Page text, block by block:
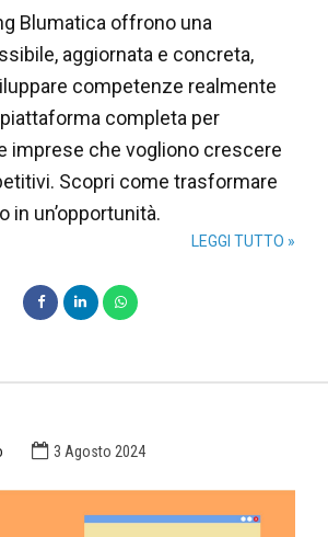
Blumatica offrono una
aggiornata e concreta,
competenze realmente
completa per
imprese che vogliono crescere
Scopri come trasformare
in un’opportunità.
LEGGI TUTTO »
3 Agosto 2024